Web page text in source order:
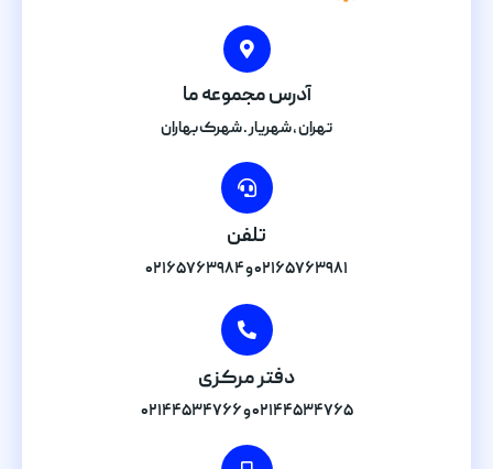
آدرس مجموعه ما
تهران , شهریار . شهرک بهاران
تلفن
۰۲۱۶۵۷۶۳۹۸۱ و ۰۲۱۶۵۷۶۳۹۸۴
دفتر مرکزی
۰۲۱۴۴۵۳۴۷۶۵ و ۰۲۱۴۴۵۳۴۷۶۶